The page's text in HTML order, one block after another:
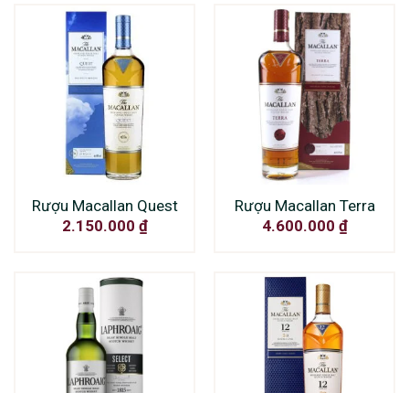
Rượu Macallan Quest
2.150.000 ₫
Rượu Macallan Terra
4.600.000 ₫